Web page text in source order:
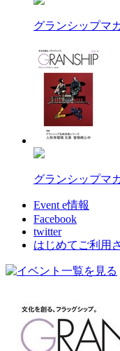
グランシップマ
グランシップマ
Event e情報
Facebook
twitter
はじめてご利用